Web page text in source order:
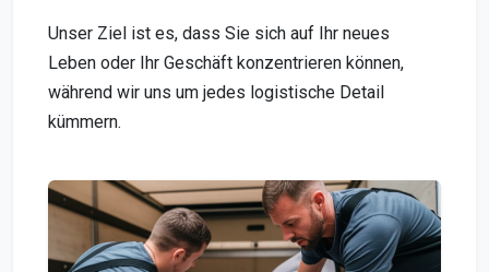
Unser Ziel ist es, dass Sie sich auf Ihr neues
Leben oder Ihr Geschäft konzentrieren können,
während wir uns um jedes logistische Detail
kümmern.